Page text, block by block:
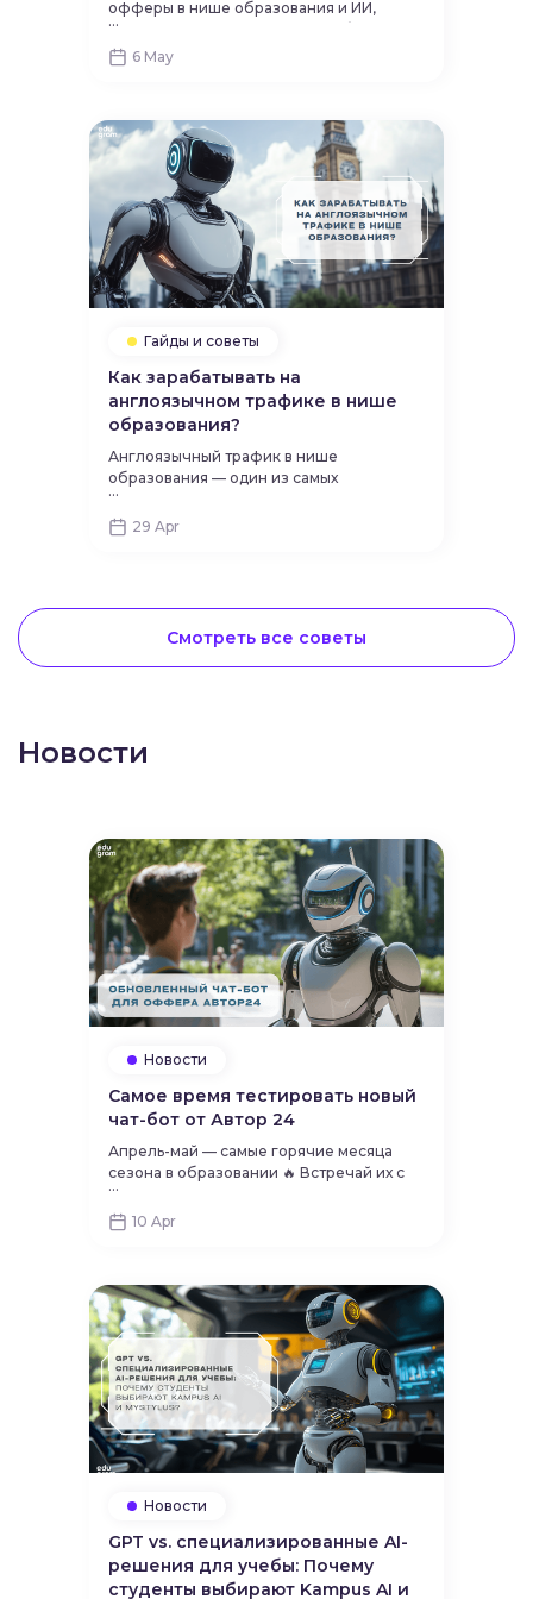
офферы в нише образования и ИИ,
которые одинаково хорошо работают
как у новичков, так и у опытных
арбитражников. Благодаря простоте
можно успешно зарабатывать вне
зависимости от уровня опыта.
...
6 May
Гайды и советы
Как зарабатывать на
англоязычном трафике в нише
образования?
Англоязычный трафик в нише
образования — один из самых
перспективных сегментов для
вебмастеров. Т.к это аудитория очень
обширная и платёжеспособная. Сегодня
использовать и как адаптировать подход
Великобритании и других стран.
...
29 Apr
Смотреть все советы
Новости
Новости
Самое время тестировать новый
чат-бот от Автор 24
Апрель-май — самые горячие месяца
сезона в образовании 🔥 Встречай их с
новым промо от лучшего
образовательного ру-оффера: Автор24
Автор24 — надёжный помощник
...
10 Apr
Новости
GPT vs. специализированные AI-
решения для учебы: Почему
студенты выбирают Kampus AI и